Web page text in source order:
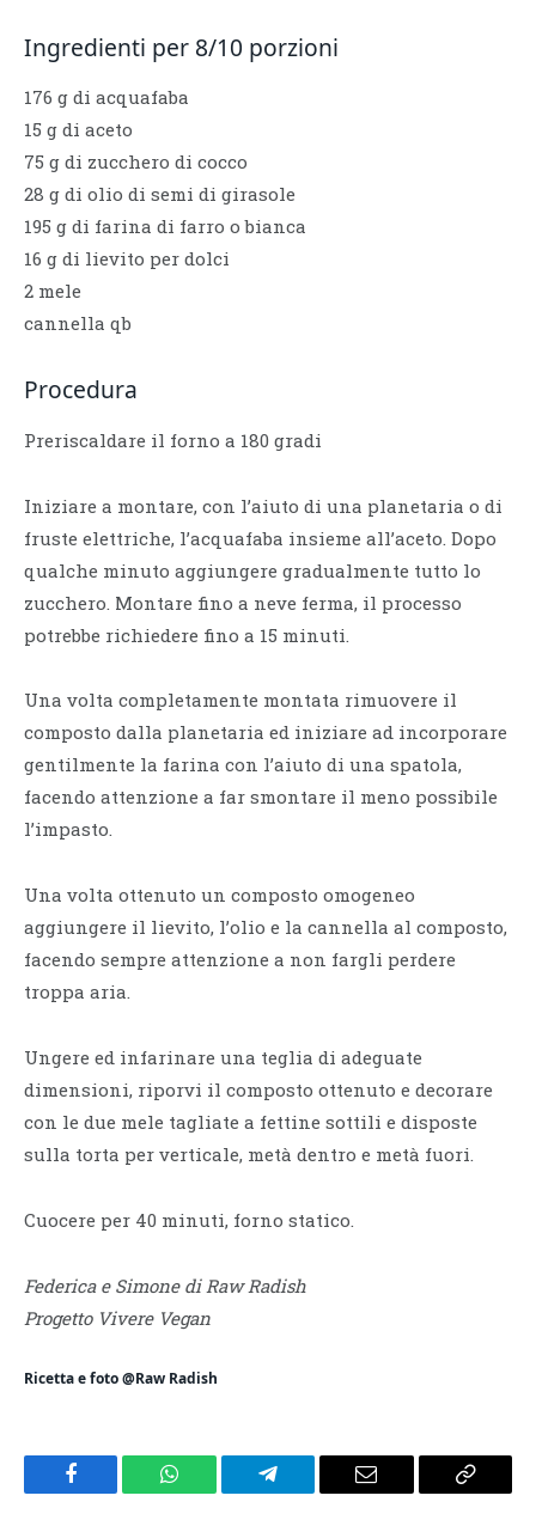
Ingredienti per 8/10 porzioni
176 g di acquafaba
15 g di aceto
75 g di zucchero di cocco
28 g di olio di semi di girasole
195 g di farina di farro o bianca
16 g di lievito per dolci
2 mele
cannella qb
Procedura
Preriscaldare il forno a 180 gradi
Iniziare a montare, con l’aiuto di una planetaria o di
fruste elettriche, l’acquafaba insieme all’aceto. Dopo
qualche minuto aggiungere gradualmente tutto lo
zucchero. Montare fino a neve ferma, il processo
potrebbe richiedere fino a 15 minuti.
Una volta completamente montata rimuovere il
composto dalla planetaria ed iniziare ad incorporare
gentilmente la farina con l’aiuto di una spatola,
facendo attenzione a far smontare il meno possibile
l’impasto.
Una volta ottenuto un composto omogeneo
aggiungere il lievito, l’olio e la cannella al composto,
facendo sempre attenzione a non fargli perdere
troppa aria.
Ungere ed infarinare una teglia di adeguate
dimensioni, riporvi il composto ottenuto e decorare
con le due mele tagliate a fettine sottili e disposte
sulla torta per verticale, metà dentro e metà fuori.
Cuocere per 40 minuti, forno statico.
Federica e Simone di Raw Radish
Progetto Vivere Vegan
Ricetta e foto @Raw Radish
Facebook WhatsApp Telegram Email
Copy